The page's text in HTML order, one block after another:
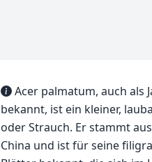
Acer palmatum, auch als
bekannt, ist ein kleiner,
oder Strauch. Er stammt
China und ist für seine